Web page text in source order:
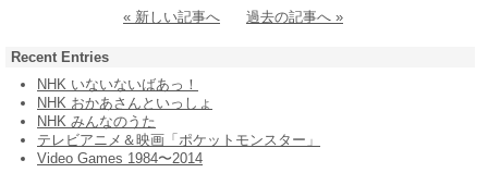
« 新しい記事へ 過去の記事へ »
Recent Entries
NHK いないないばあっ！
NHK おかあさんといっしょ
NHK みんなのうた
テレビアニメ＆映画「ポケットモンスター」
Video Games 1984〜2014